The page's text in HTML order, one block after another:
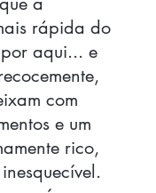
rápida do
aqui... e
com
e um
rico,